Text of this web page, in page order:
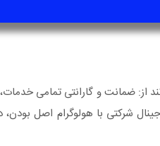
از: ضمانت و گارانتی تمامی
شرکتی با هولوگرام اصل